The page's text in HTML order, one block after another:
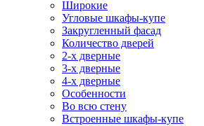
Широкие
Угловые шкафы-купе
Закругленный фасад
Количество дверей
2-х дверные
3-х дверные
4-х дверные
Особенности
Во всю стену
Встроенные шкафы-купе